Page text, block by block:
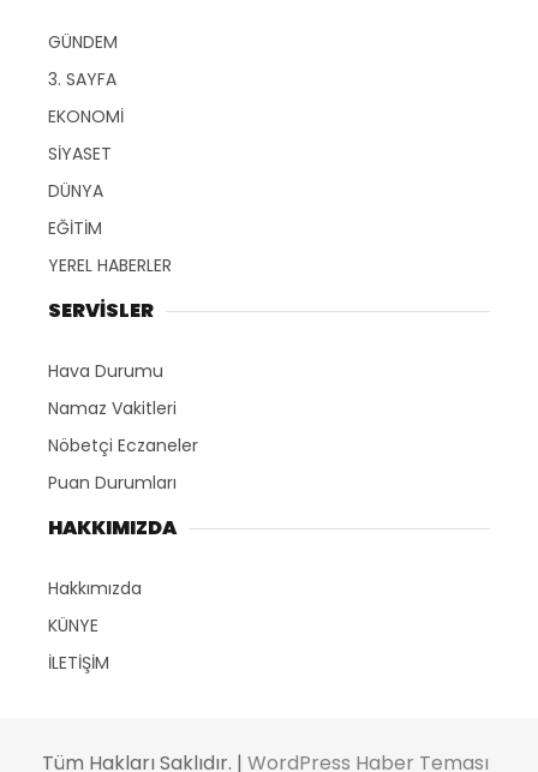
GÜNDEM
3. SAYFA
EKONOMİ
SİYASET
DÜNYA
EĞİTİM
YEREL HABERLER
SERVİSLER
Hava Durumu
Namaz Vakitleri
Nöbetçi Eczaneler
Puan Durumları
HAKKIMIZDA
Hakkımızda
KÜNYE
İLETİŞİM
Tüm Hakları Saklıdır. | WordPress Haber Teması